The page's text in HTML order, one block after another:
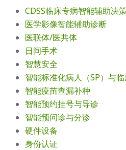
CDSS临床专病智能辅助决
医学影像智能辅助诊断
医联体/医共体
日间手术
智慧安全
智能标准化病人（SP）与
智能疫苗查漏补种
智能预约挂号与导诊
智能预问诊与分诊
硬件设备
身份认证